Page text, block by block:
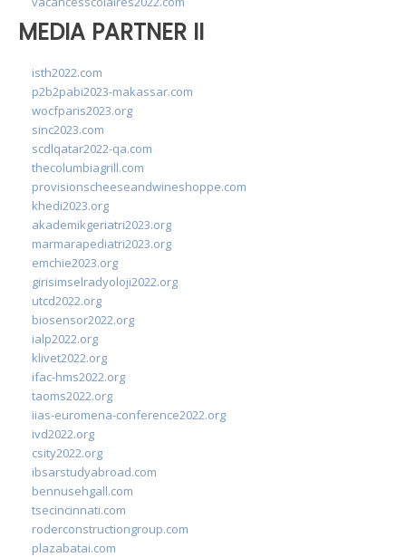
MEDIA PARTNER II
isth2022.com
p2b2pabi2023-makassar.com
wocfparis2023.org
sinc2023.com
scdlqatar2022-qa.com
thecolumbiagrill.com
provisionscheeseandwineshoppe.com
khedi2023.org
akademikgeriatri2023.org
marmarapediatri2023.org
emchie2023.org
girisimselradyoloji2022.org
utcd2022.org
biosensor2022.org
ialp2022.org
klivet2022.org
ifac-hms2022.org
taoms2022.org
iias-euromena-conference2022.org
ivd2022.org
csity2022.org
ibsarstudyabroad.com
bennusehgall.com
tsecincinnati.com
roderconstructiongroup.com
plazabatai.com